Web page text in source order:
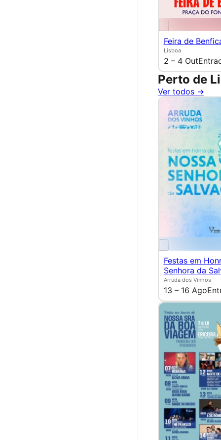
Feira de
Lisboa
2 – 4 Out
Perto de
Ver todos →
Festas em
Senhora da
Arruda dos Vinhos
13 – 16 Ago